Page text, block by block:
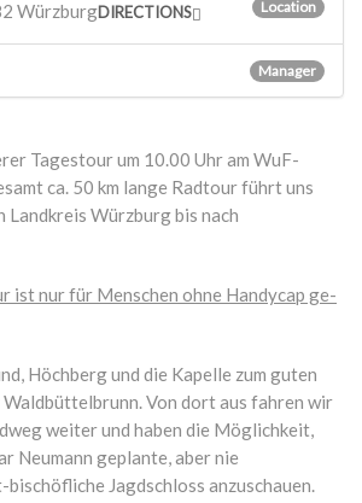
Würzburg Location
DIRECTIONS
Manager
Tagestour um 10.00 Uhr am WuF-
ca. 50 km lange Radtour führt uns
Landkreis Würzburg bis nach
ist nur für Menschen ohne Handycap ge-
Höchberg und die Kapelle zum guten
Von dort aus fahren wir
weiter und haben die Möglichkeit,
Neumann geplante, aber nie
Jagdschloss anzuschauen.